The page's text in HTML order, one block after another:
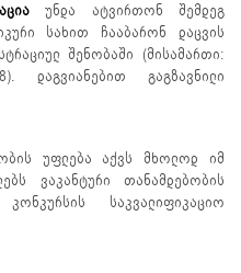
უნდა ატვირთონ შემდეგ
სახით ჩააბარონ დაცვის
შენობაში (მისამართი:
დაგვიანებით გაგზავნილი
უფლება აქვს მხოლოდ იმ
ვაკანტური თანამდებობის
საკვალიფიკაციო